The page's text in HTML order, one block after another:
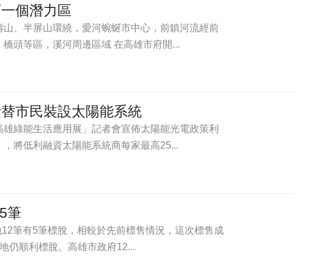
個潛力區
、半屏山環繞，愛河蜿蜒市中心，前鎮河流經前
頭等區，溪河周邊區域 在高雄市府開...
市民裝設太陽能系統
綠能生活應用展」記者會宣佈太陽能光電政策利
將低利融資太陽能系統商每家最高25...
筆
筆有5筆標脫，相較於先前標售情況，這次標售成
仍順利標脫。高雄市政府12...